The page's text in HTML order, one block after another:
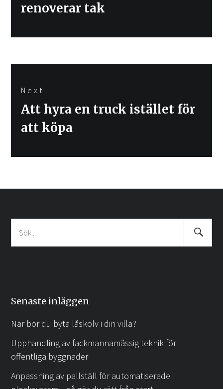
renoverar tak
Next
Next
Att hyra en truck istället för
att köpa
Sök
efter:
Search
Senaste inläggen
När bör du byta låskolv i din villa?
Upphandling av fackmannamässig teknik för
offentliga byggnader
Anpassning av pallställ för automatiserade